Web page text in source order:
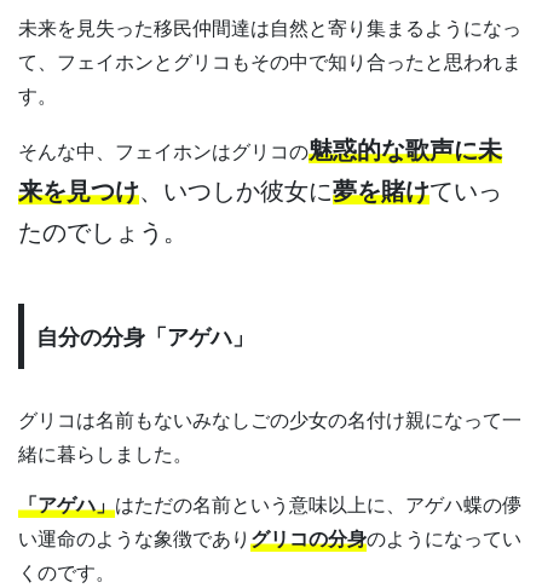
未来を見失った移民仲間達は自然と寄り集まるようになっ
て、フェイホンとグリコもその中で知り合ったと思われま
す。
そんな中、フェイホンはグリコの魅惑的な歌声に未
来を見つけ、いつしか彼女に夢を賭けていっ
たのでしょう。
自分の分身「アゲハ」
グリコは名前もないみなしごの少女の名付け親になって一
緒に暮らしました。
「アゲハ」はただの名前という意味以上に、アゲハ蝶の儚
い運命のような象徴でありグリコの分身のようになってい
くのです。